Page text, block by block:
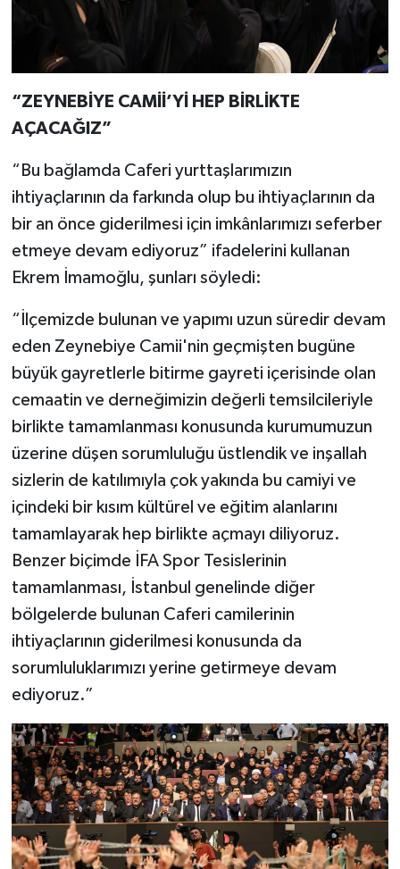
“ZEYNEBİYE CAMİİ’Yİ HEP BİRLİKTE
AÇACAĞIZ”
“Bu bağlamda Caferi yurttaşlarımızın
ihtiyaçlarının da farkında olup bu ihtiyaçlarının da
bir an önce giderilmesi için imkânlarımızı seferber
etmeye devam ediyoruz” ifadelerini kullanan
Ekrem İmamoğlu, şunları söyledi:
“İlçemizde bulunan ve yapımı uzun süredir devam
eden Zeynebiye Camii'nin geçmişten bugüne
büyük gayretlerle bitirme gayreti içerisinde olan
cemaatin ve derneğimizin değerli temsilcileriyle
birlikte tamamlanması konusunda kurumumuzun
üzerine düşen sorumluluğu üstlendik ve inşallah
sizlerin de katılımıyla çok yakında bu camiyi ve
içindeki bir kısım kültürel ve eğitim alanlarını
tamamlayarak hep birlikte açmayı diliyoruz.
Benzer biçimde İFA Spor Tesislerinin
tamamlanması, İstanbul genelinde diğer
bölgelerde bulunan Caferi camilerinin
ihtiyaçlarının giderilmesi konusunda da
sorumluluklarımızı yerine getirmeye devam
ediyoruz.”